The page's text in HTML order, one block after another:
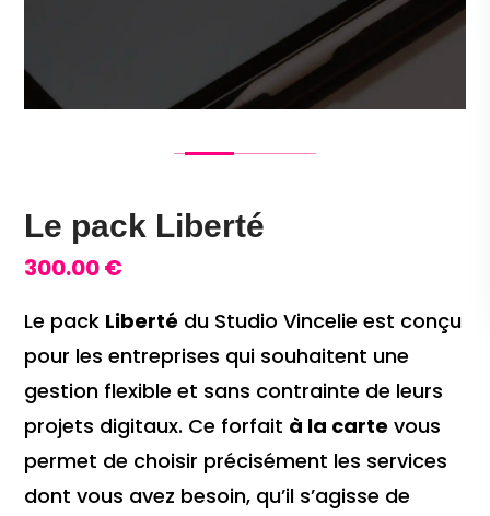
Le pack Liberté
300.00€
Le pack Liberté du Studio Vincelie est conçu
pour les entreprises qui souhaitent une
gestion flexible et sans contrainte de leurs
projets digitaux. Ce forfait à la carte vous
permet de choisir précisément les services
dont vous avez besoin, qu’il s’agisse de